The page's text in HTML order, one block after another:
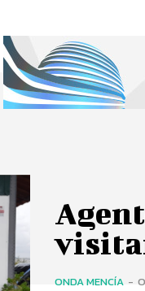
ONDA MENCÍA -